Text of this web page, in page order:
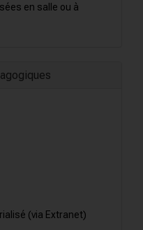
en salle ou à
(via Extranet)